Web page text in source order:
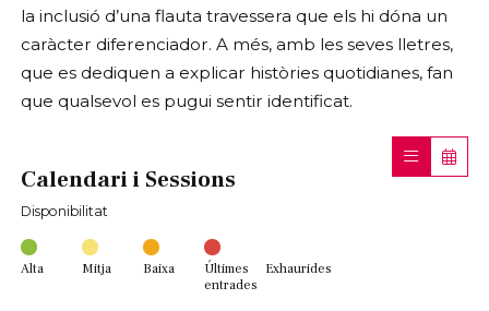
la inclusió d’una flauta travessera que els hi dóna un
caràcter diferenciador. A més, amb les seves lletres,
que es dediquen a explicar històries quotidianes, fan
que qualsevol es pugui sentir identificat.
Calendari i Sessions
Disponibilitat
Alta Mitja Baixa
Últimes
entrades
Exhaurides